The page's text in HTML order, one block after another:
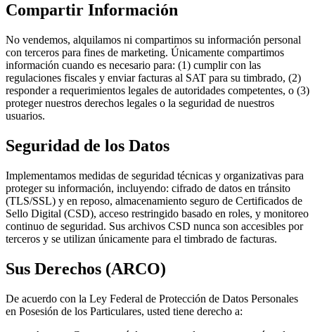
Compartir Información
No vendemos, alquilamos ni compartimos su información personal
con terceros para fines de marketing. Únicamente compartimos
información cuando es necesario para: (1) cumplir con las
regulaciones fiscales y enviar facturas al SAT para su timbrado, (2)
responder a requerimientos legales de autoridades competentes, o (3)
proteger nuestros derechos legales o la seguridad de nuestros
usuarios.
Seguridad de los Datos
Implementamos medidas de seguridad técnicas y organizativas para
proteger su información, incluyendo: cifrado de datos en tránsito
(TLS/SSL) y en reposo, almacenamiento seguro de Certificados de
Sello Digital (CSD), acceso restringido basado en roles, y monitoreo
continuo de seguridad. Sus archivos CSD nunca son accesibles por
terceros y se utilizan únicamente para el timbrado de facturas.
Sus Derechos (ARCO)
De acuerdo con la Ley Federal de Protección de Datos Personales
en Posesión de los Particulares, usted tiene derecho a: